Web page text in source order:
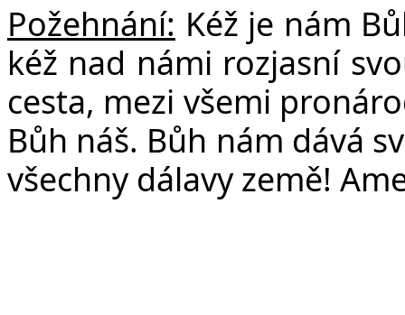
Požehnání: Kéž je nám
kéž nad námi rozjasní
cesta, mezi všemi
Bůh náš. Bůh nám dává
všechny dálavy země!